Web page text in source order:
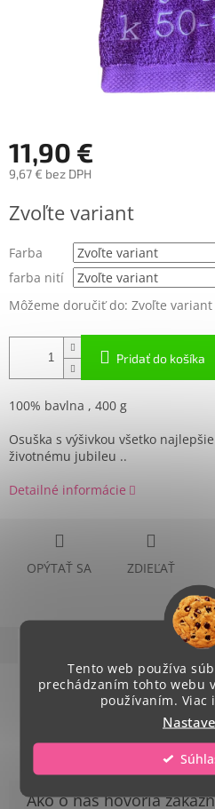
Tento web používa
prechádzaním tohto webu
používaním. Viac
11,90 €
9,67 € bez DPH
cena:
Zvoľte variant
Farba
farba nití
Môžeme doručiť do: Zvoľte variant
Pridať do košíka
100% bavlna , 400 g
Osuška s výšivkou všetko
životnému jubileu ..
Detailné informácie
OPÝTAŤ SA ZDIEĽAŤ
Podrobný popis